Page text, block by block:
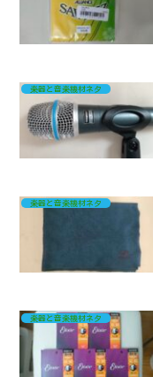
楽器と音楽機材ネタ
楽器と音楽機材ネタ
楽器と音楽機材ネタ